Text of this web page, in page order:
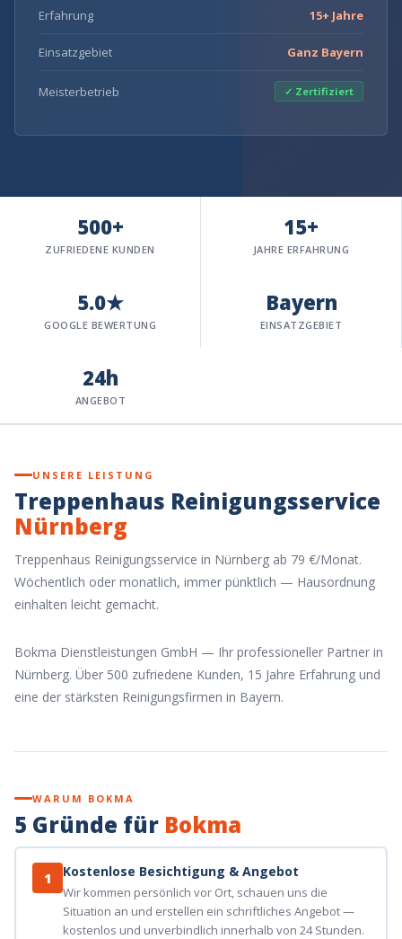
Erfahrung 15+ Jahre
Einsatzgebiet Ganz Bayern
Meisterbetrieb ✓ Zertifiziert
500+
ZUFRIEDENE KUNDEN
15+
JAHRE ERFAHRUNG
5.0★
GOOGLE BEWERTUNG
Bayern
EINSATZGEBIET
24h
ANGEBOT
UNSERE LEISTUNG
Treppenhaus Reinigungsservice
Nürnberg
Treppenhaus Reinigungsservice in Nürnberg ab 79 €/Monat.
Wöchentlich oder monatlich, immer pünktlich — Hausordnung
einhalten leicht gemacht.
Bokma Dienstleistungen GmbH — Ihr professioneller Partner in
Nürnberg. Über 500 zufriedene Kunden, 15 Jahre Erfahrung und
eine der stärksten Reinigungsfirmen in Bayern.
WARUM BOKMA
5 Gründe für Bokma
1 Kostenlose Besichtigung & Angebot
Wir kommen persönlich vor Ort, schauen uns die
Situation an und erstellen ein schriftliches Angebot —
kostenlos und unverbindlich innerhalb von 24 Stunden.